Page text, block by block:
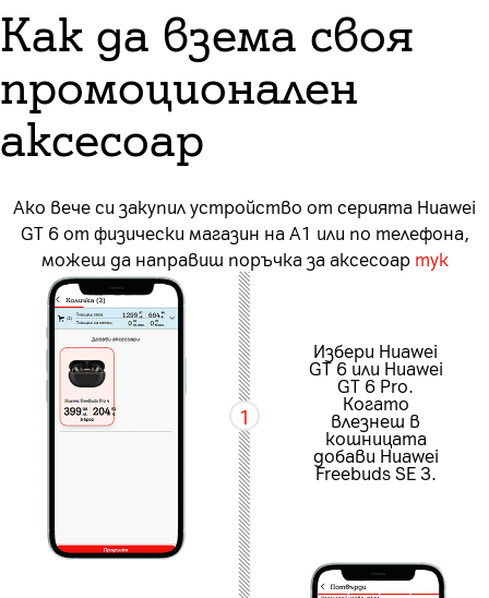
Как да взема своя
промоционален
аксесоар
Ако вече си закупил устройство от серията Huawei
GT 6 от физически магазин на А1 или по телефона,
можеш да направиш поръчка за аксесоар тук
Избери Huawei
GT 6 или Huawei
GT 6 Pro.
Когато
влезнеш в
кошницата
добави Huawei
Freebuds SE 3.
1